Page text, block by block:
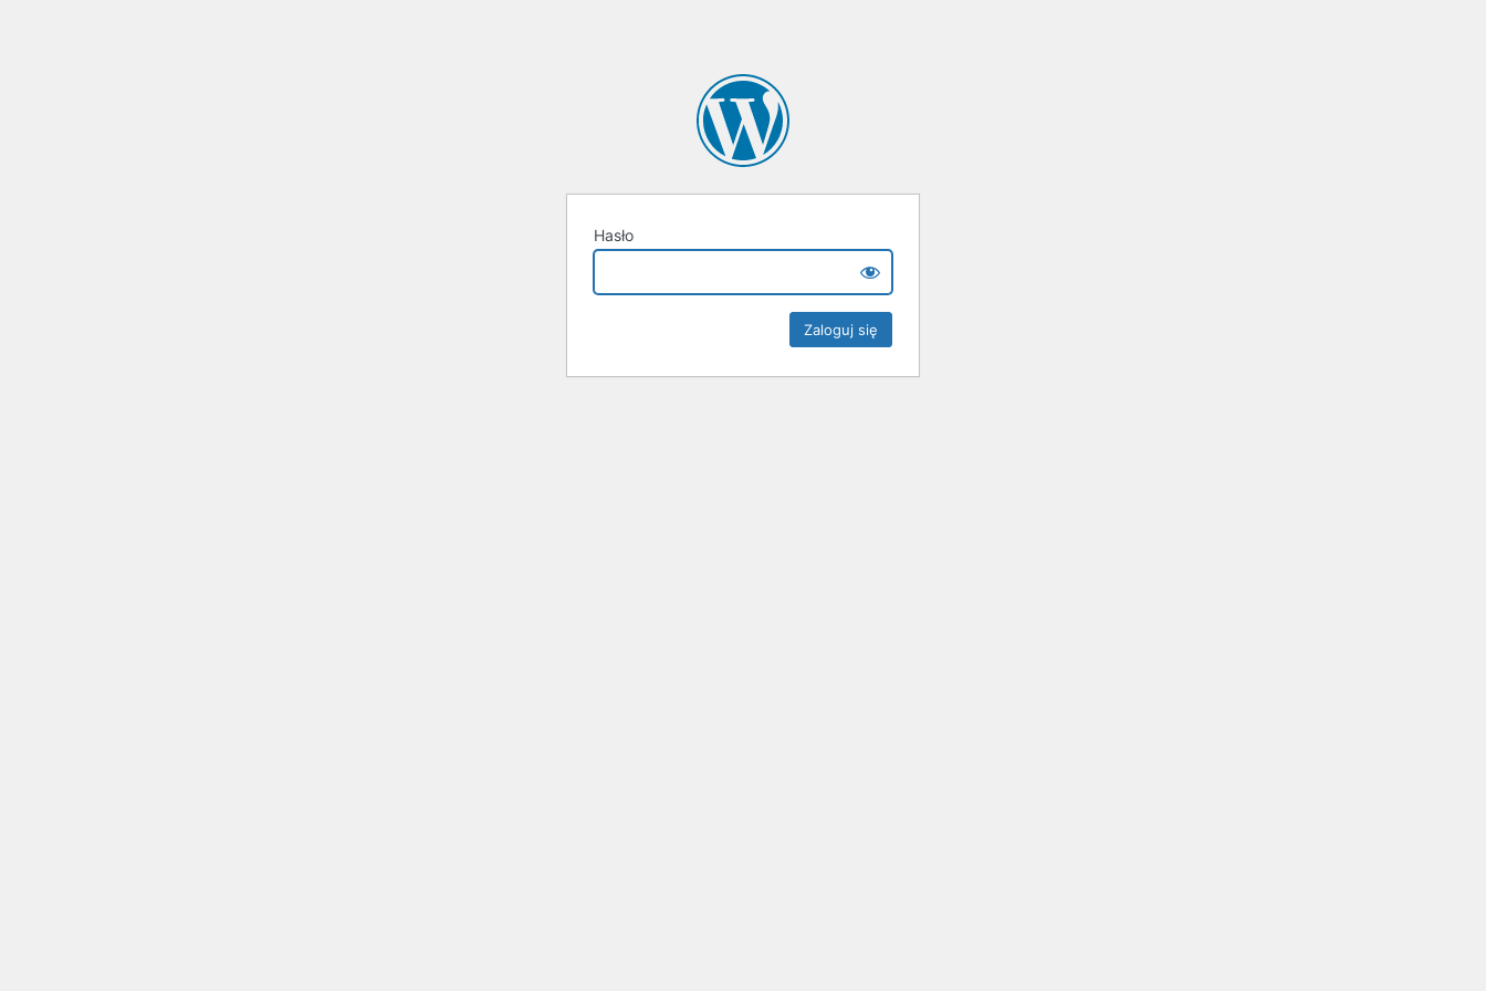
Hasło